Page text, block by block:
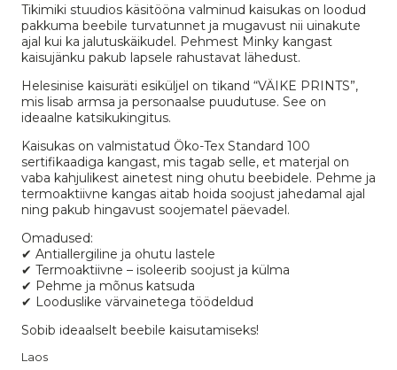
Tikimiki stuudios käsitööna valminud kaisukas on loodud
pakkuma beebile turvatunnet ja mugavust nii uinakute
ajal kui ka jalutuskäikudel. Pehmest Minky kangast
kaisujänku pakub lapsele rahustavat lähedust.
Helesinise kaisuräti esiküljel on tikand “VÄIKE PRINTS”,
mis lisab armsa ja personaalse puudutuse. See on
ideaalne katsikukingitus.
Kaisukas on valmistatud Öko-Tex Standard 100
sertifikaadiga kangast, mis tagab selle, et materjal on
vaba kahjulikest ainetest ning ohutu beebidele. Pehme ja
termoaktiivne kangas aitab hoida soojust jahedamal ajal
ning pakub hingavust soojematel päevadel.
Omadused:
✔ Antiallergiline ja ohutu lastele
✔ Termoaktiivne – isoleerib soojust ja külma
✔ Pehme ja mõnus katsuda
✔ Looduslike värvainetega töödeldud
Sobib ideaalselt beebile kaisutamiseks!
Laos